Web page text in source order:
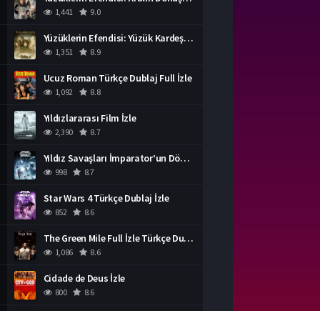
1,441 9.0
Yüzüklerin Efendisi: Yüzük Kardeşliği Türkçe Dublaj İzle
1,351 8.9
Ucuz Roman Türkçe Dublaj Full İzle
1,092 8.8
Yıldızlararası Film İzle
2,390 8.7
Yıldız Savaşları İmparator’un Dönüşü Türkçe Dublaj İzle
998 8.7
Star Wars 4 Türkçe Dublaj İzle
852 8.6
The Green Mile Full İzle Türkçe Dublaj
1,086 8.6
Cidade de Deus İzle
800 8.6